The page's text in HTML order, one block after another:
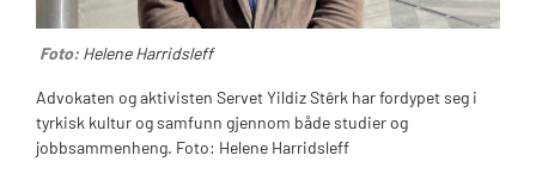
Foto: Helene Harridsleff
​Advokaten og aktivisten Servet Yildiz Stêrk har fordypet seg i
tyrkisk kultur og samfunn gjennom både studier og
jobbsammenheng. Foto:​ Helene Harridsleff